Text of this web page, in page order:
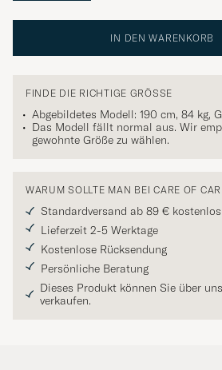
IN DEN WARENKORB
FINDE DIE RICHTIGE GRÖSSE
Abgebildetes Modell: 190 cm, 84 kg,
Das Modell fällt normal aus. Wir
gewohnte Größe zu wählen.
WARUM SOLLTE MAN BEI CARE OF
Standardversand ab 89 € kostenlos
Lieferzeit 2-5 Werktage
Kostenlose Rücksendung
Persönliche Beratung
Dieses Produkt können Sie über
verkaufen.